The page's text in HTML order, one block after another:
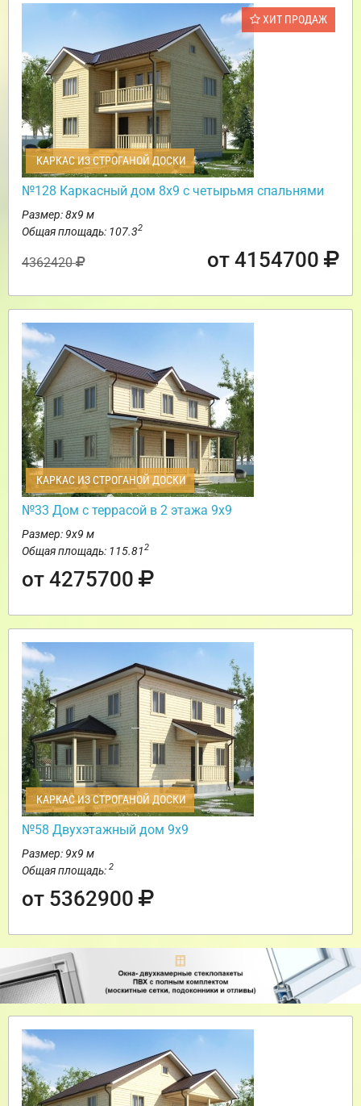
ХИТ ПРОДАЖ
КАРКАС ИЗ СТРОГАНОЙ ДОСКИ
№128 Каркасный дом 8х9 с четырьмя спальнями
Размер: 8х9 м
Общая площадь: 107.32
4362420 от 4154700
КАРКАС ИЗ СТРОГАНОЙ ДОСКИ
№33 Дом с террасой в 2 этажа 9х9
Размер: 9х9 м
Общая площадь: 115.812
от 4275700
КАРКАС ИЗ СТРОГАНОЙ ДОСКИ
№58 Двухэтажный дом 9х9
Размер: 9х9 м
Общая площадь: 2
от 5362900